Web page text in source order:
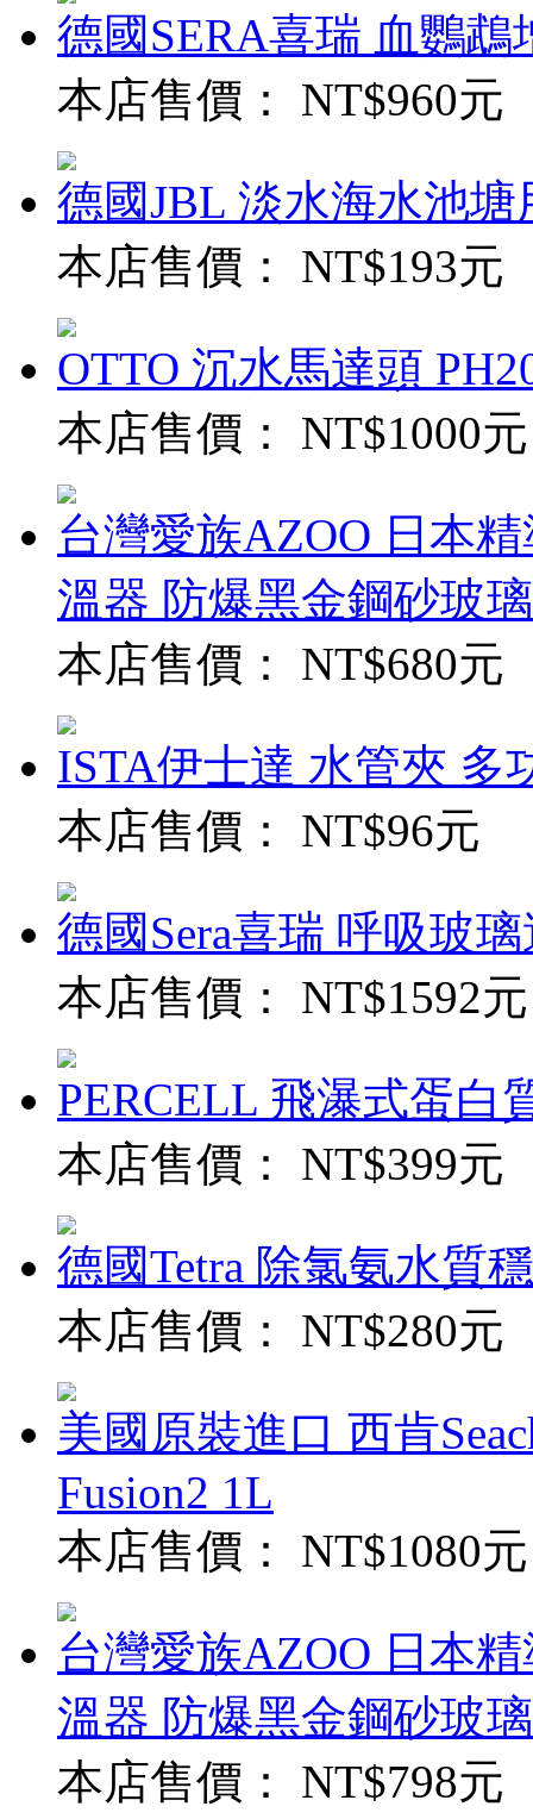
德國SERA喜瑞 血鸚
本店售價： NT$960元
德國JBL 淡水海水池
本店售價： NT$193元
OTTO 沉水馬達頭
本店售價： NT$1000元
台灣愛族AZOO 日本
溫器 防爆黑金鋼砂玻璃
本店售價： NT$680元
ISTA伊士達 水管夾 多
本店售價： NT$96元
德國Sera喜瑞 呼吸玻
本店售價： NT$1592元
PERCELL 飛瀑式蛋白
本店售價： NT$399元
德國Tetra 除氯氨水質
本店售價： NT$280元
美國原裝進口 西肯
Fusion2 1L
本店售價： NT$1080元
台灣愛族AZOO 日本
溫器 防爆黑金鋼砂玻璃
本店售價： NT$798元